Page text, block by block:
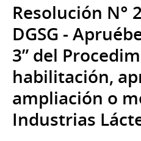
Resolución N°
DGSG -
3” del
habilitación,
ampliación o
Industrias